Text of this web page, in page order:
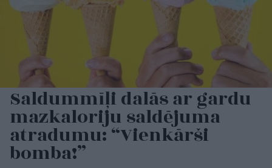
Saldummīļi dalās ar gardu
mazkaloriju saldējuma
atradumu: “Vienkārši
bomba!”